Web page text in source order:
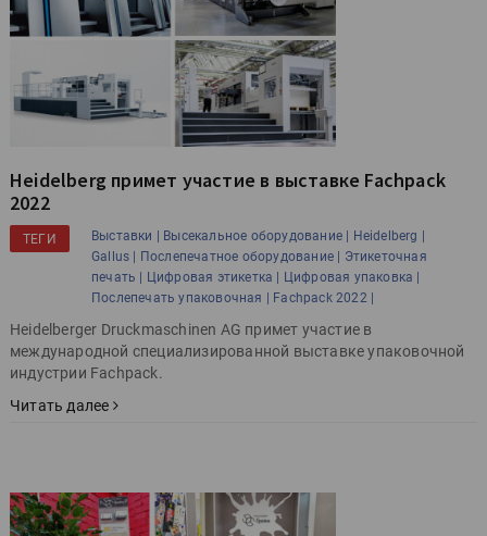
Heidelberg примет участие в выставке Fachpack
2022
ТЕГИ Выставки | Высекальное оборудование | Heidelberg |
Gallus | Послепечатное оборудование | Этикеточная
печать | Цифровая этикетка | Цифровая упаковка |
Послепечать упаковочная | Fachpack 2022 |
Heidelberger Druckmaschinen AG примет участие в
международной специализированной выставке упаковочной
индустрии Fachpack.
Читать далее